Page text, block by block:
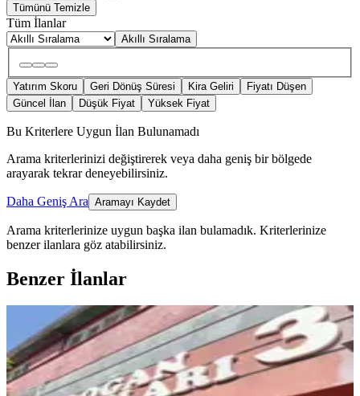
Tümünü Temizle
Tüm İlanlar
Akıllı Sıralama
Yatırım Skoru Geri Dönüş Süresi Kira Geliri
Fiyatı Düşen
Güncel İlan
Düşük Fiyat Yüksek Fiyat
Bu Kriterlere Uygun İlan Bulunamadı
Arama kriterlerinizi değiştirerek veya daha geniş bir bölgede
arayarak tekrar deneyebilirsiniz.
Daha Geniş Ara Aramayı Kaydet
Arama kriterlerinize uygun başka ilan bulamadık. Kriterlerinize
benzer ilanlara göz atabilirsiniz.
Benzer İlanlar
Sahibinden Satılıkbahçe Kat 1+0
Apart
Merkez, Fatih Mahallesi